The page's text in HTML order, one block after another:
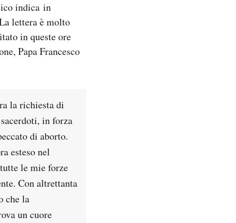
indica in
lettera è molto
in queste ore
Papa Francesco
la richiesta di
in forza
di aborto.
esteso nel
le mie forze
Con altrettanta
che la
un cuore